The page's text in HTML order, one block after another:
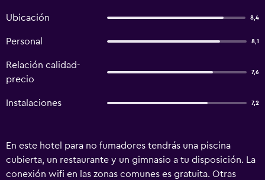
Ubicación 8,4
Personal 8,1
Relación calidad-
precio
7,6
Instalaciones 7,2
En este hotel para no fumadores tendrás una piscina
cubierta, un restaurante y un gimnasio a tu disposición. La
conexión wifi en las zonas comunes es gratuita. Otras